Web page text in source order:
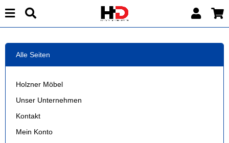
Alle Seiten
Holzner Möbel
Unser Unternehmen
Kontakt
Mein Konto